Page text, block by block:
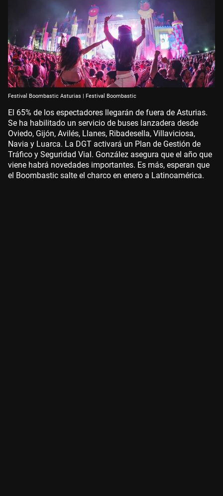
Festival Boombastic Asturias | Festival Boombastic
El 65% de los espectadores llegarán de fuera de Asturias.
Se ha habilitado un servicio de buses lanzadera desde
Oviedo, Gijón, Avilés, Llanes, Ribadesella, Villaviciosa,
Navia y Luarca. La DGT activará un Plan de Gestión de
Tráfico y Seguridad Vial. González asegura que el año que
viene habrá novedades importantes. Es más, esperan que
el Boombastic salte el charco en enero a Latinoamérica.